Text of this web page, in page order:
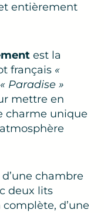
entièrement
est la
français «
« Paradise »
mettre en
charme unique
chambre
deux lits
d’une